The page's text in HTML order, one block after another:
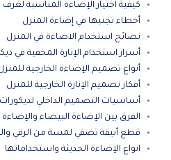
كيفية اختيار الإضاءة المناسبة لغرف
أخطاء تجنبها في إضاءة المنزل
نصائح استخدام الاضاءة في المنزل
أسرار استخدام الإنارة المخفية في
أنواع تصميم الإضاءة الخارجية
أفكار تصميم الإنارة الخارجية للمنزل
أساسيات التصميم الداخلي لديكورات
الفرق بين الإضاءة البيضاء
قطع أنيقة تضفي لمسة من الرقي
انواع الإضاءة الحديثة واستخداماتها